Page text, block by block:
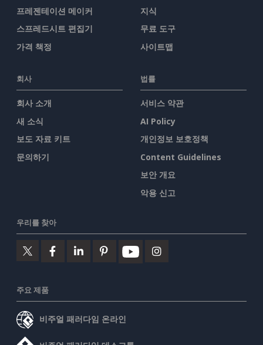
프레젠테이션 메이커
스프레드시트 편집기
가격 책정
지식
무료 도구
사이트맵
회사
회사 소개
새 소식
보도 자료 키트
문의하기
법률
서비스 약관
AI Policy
개인정보 보호정책
Content Guidelines
보안 개요
악용 신고
우리를 찾아
주요 제품
비주얼 패러다임 온라인